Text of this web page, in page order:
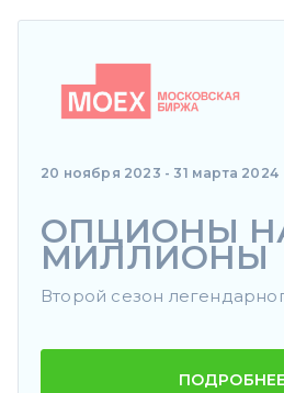
20 ноября 2023 - 31 марта 2024
ОПЦИОНЫ
МИЛЛИОНЫ
Второй сезон
ПОДРОБНЕЕ